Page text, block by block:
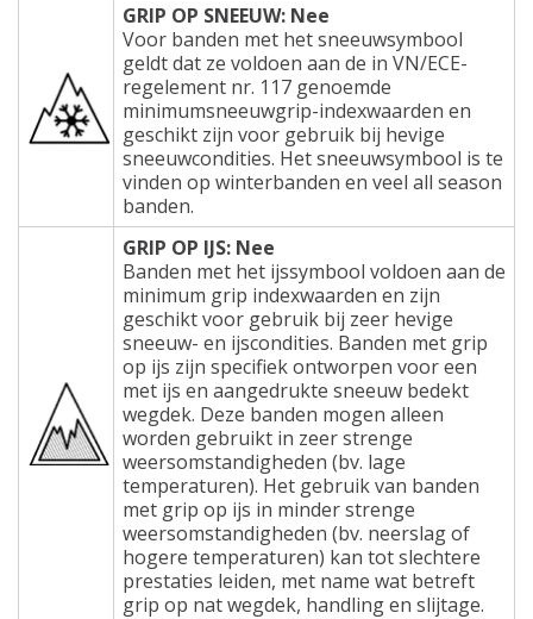
GRIP OP SNEEUW: Nee
Voor banden met het sneeuwsymbool
geldt dat ze voldoen aan de in VN/ECE-
regelement nr. 117 genoemde
minimumsneeuwgrip-indexwaarden en
geschikt zijn voor gebruik bij hevige
sneeuwcondities. Het sneeuwsymbool is te
vinden op winterbanden en veel all season
banden.
GRIP OP IJS: Nee
Banden met het ijssymbool voldoen aan de
minimum grip indexwaarden en zijn
geschikt voor gebruik bij zeer hevige
sneeuw- en ijscondities. Banden met grip
op ijs zijn specifiek ontworpen voor een
met ijs en aangedrukte sneeuw bedekt
wegdek. Deze banden mogen alleen
worden gebruikt in zeer strenge
weersomstandigheden (bv. lage
temperaturen). Het gebruik van banden
met grip op ijs in minder strenge
weersomstandigheden (bv. neerslag of
hogere temperaturen) kan tot slechtere
prestaties leiden, met name wat betreft
grip op nat wegdek, handling en slijtage.